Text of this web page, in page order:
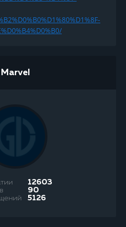
Marvel
12603
90
5126